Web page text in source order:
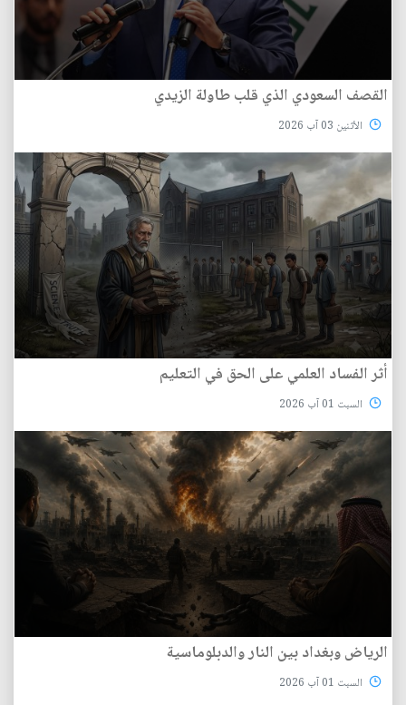
القصف السعودي الذي قلب طاولة الزيدي
الأثنين 03 آب 2026
أثر الفساد العلمي على الحق في التعليم
السبت 01 آب 2026
الرياض وبغداد بين النار والدبلوماسية
السبت 01 آب 2026